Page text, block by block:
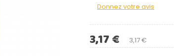
Donnez votre avis
3,17 €
3,17 €